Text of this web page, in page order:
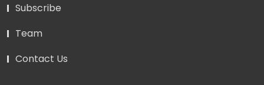
Subscribe
Team
Contact Us